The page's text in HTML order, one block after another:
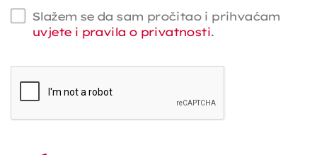
Slažem se da sam pročitao i prihvaćam
uvjete i pravila o privatnosti.